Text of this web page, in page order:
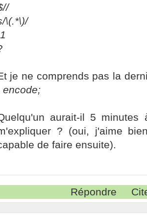
\(.*\)/
je ne comprends pas la
encode;
aurait-il 5 minutes
? (oui, j'aime
de faire ensuite).
Répondre